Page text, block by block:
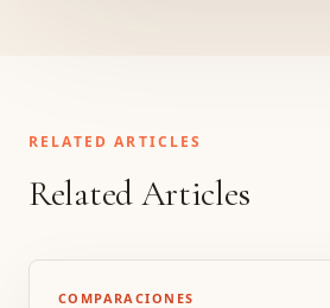
RELATED ARTICLES
Related Articles
COMPARACIONES